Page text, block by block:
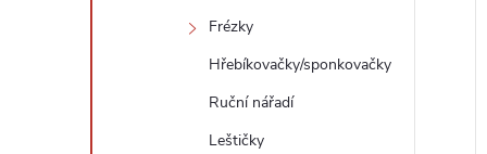
Frézky
Hřebíkovačky/sponkovačky
Ruční nářadí
Leštičky